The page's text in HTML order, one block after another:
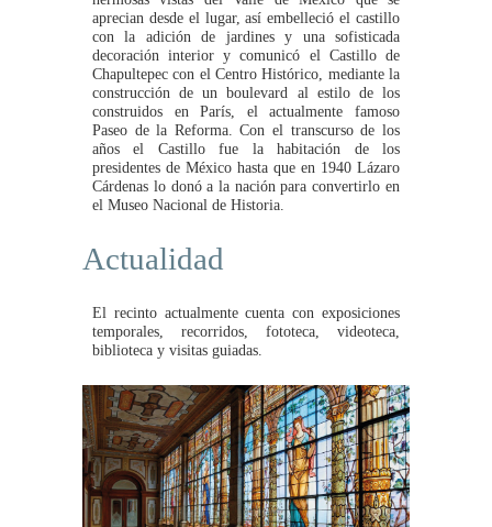
aprecian desde el lugar, así embelleció el castillo
con la adición de jardines y una sofisticada
decoración interior y comunicó el Castillo de
Chapultepec con el Centro Histórico, mediante la
construcción de un boulevard al estilo de los
construidos en París, el actualmente famoso
Paseo de la Reforma. Con el transcurso de los
años el Castillo fue la habitación de los
presidentes de México hasta que en 1940 Lázaro
Cárdenas lo donó a la nación para convertirlo en
el Museo Nacional de Historia.
Actualidad
El recinto actualmente cuenta con exposiciones
temporales, recorridos, fototeca, videoteca,
biblioteca y visitas guiadas.